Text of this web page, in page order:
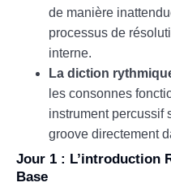
de manière
processus de
interne.
La diction
les consonnes
instrument percussif
groove directement
Jour 1 : L’introduction
Base